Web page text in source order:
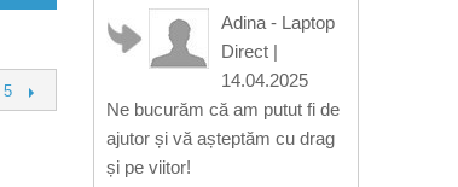
5
Adina - Laptop
Direct |
14.04.2025
Ne bucurăm că am putut fi de
ajutor și vă așteptăm cu drag
și pe viitor!